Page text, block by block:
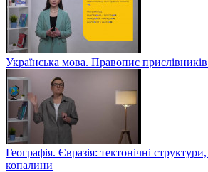
Українська мова. Правопис
Географія. Євразія: тектонічні
копалини